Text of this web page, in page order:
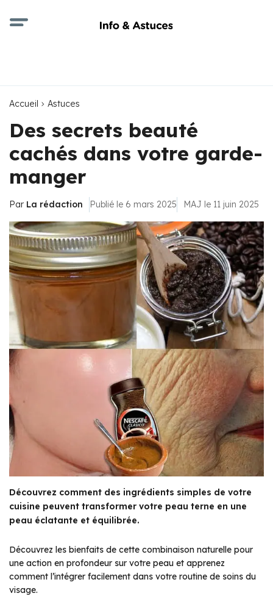
Accueil Astuces
Des secrets beauté
cachés dans votre garde-
manger
Par La rédaction Publié le 6 mars 2025 MAJ le 11 juin 2025
Découvrez comment des ingrédients simples de votre
cuisine peuvent transformer votre peau terne en une
peau éclatante et équilibrée.
Découvrez les bienfaits de cette combinaison naturelle pour
une action en profondeur sur votre peau et apprenez
comment l’intégrer facilement dans votre routine de soins du
visage.